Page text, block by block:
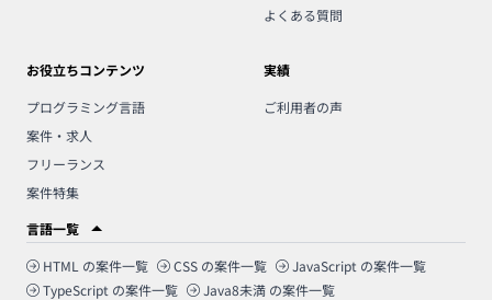
よくある質問
お役立ちコンテンツ
プログラミング言語
案件・求人
フリーランス
案件特集
実績
ご利用者の声
言語一覧
HTML の案件一覧 CSS の案件一覧 JavaScript の案件一覧
TypeScript の案件一覧 Java8未満 の案件一覧